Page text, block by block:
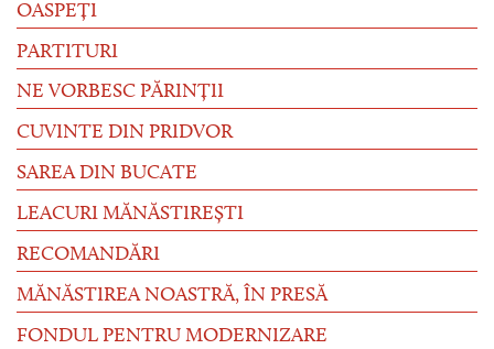
OASPEȚI
PARTITURI
NE VORBESC PĂRINȚII
CUVINTE DIN PRIDVOR
SAREA DIN BUCATE
LEACURI MĂNĂSTIREȘTI
RECOMANDĂRI
MĂNĂSTIREA NOASTRĂ, ÎN PRESĂ
FONDUL PENTRU MODERNIZARE